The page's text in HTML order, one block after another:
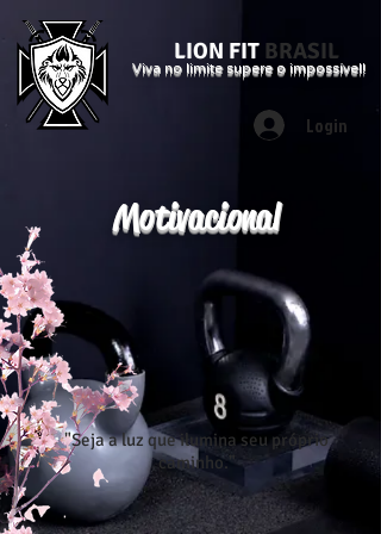
LION FIT BRASIL
Viva no limite supere o impossível!
Login
Motivacional
"Seja a luz que ilumina seu próprio
caminho."